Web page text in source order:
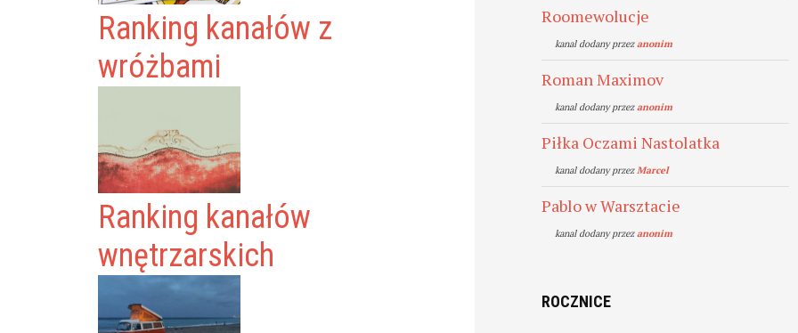
Ranking kanałów z
wróżbami
Ranking kanałów
wnętrzarskich
Roomewolucje
kanal dodany przezanonim
Roman Maximov
kanal dodany przezanonim
Piłka Oczami Nastolatka
kanal dodany przezMarcel
Pablo w Warsztacie
kanal dodany przezanonim
ROCZNICE